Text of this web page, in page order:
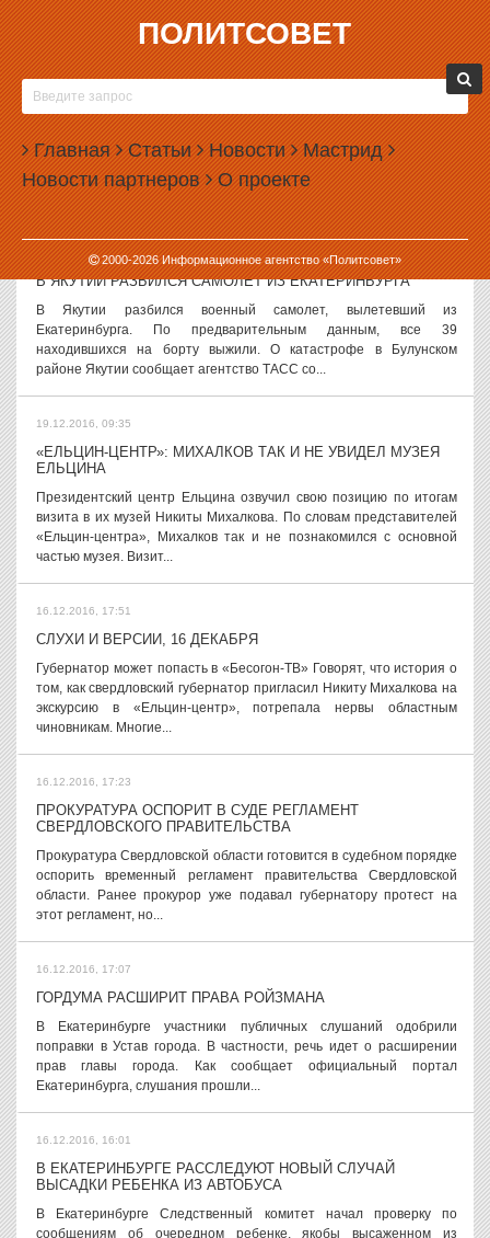
ПОЛИТСОВЕТ
Главная Статьи Новости Мастрид
Новости партнеров О проекте
2000-2026Информационное агентство «Политсовет»
19.12.2016, 10:27
ТРИ СЕЛА НА УРАЛЕ ПОЛУЧАТ БЮДЖЕТНЫЕ ДЕНЬГИ ЗА
ТРЕЗВОСТЬ
Правительство Свердловской области выделило бюджетные
субсидии селам, победившим в конкурсе «Трезвое село». Таких сел
оказалось три. Постановление областного правительства «Об
утверждении...
19.12.2016, 09:58
В ЯКУТИИ РАЗБИЛСЯ САМОЛЕТ ИЗ ЕКАТЕРИНБУРГА
В Якутии разбился военный самолет, вылетевший из
Екатеринбурга. По предварительным данным, все 39
находившихся на борту выжили. О катастрофе в Булунском
районе Якутии сообщает агентство ТАСС со...
19.12.2016, 09:35
«ЕЛЬЦИН-ЦЕНТР»: МИХАЛКОВ ТАК И НЕ УВИДЕЛ МУЗЕЯ
ЕЛЬЦИНА
Президентский центр Ельцина озвучил свою позицию по итогам
визита в их музей Никиты Михалкова. По словам представителей
«Ельцин-центра», Михалков так и не познакомился с основной
частью музея. Визит...
16.12.2016, 17:51
СЛУХИ И ВЕРСИИ, 16 ДЕКАБРЯ
Губернатор может попасть в «Бесогон-ТВ» Говорят, что история о
том, как свердловский губернатор пригласил Никиту Михалкова на
экскурсию в «Ельцин-центр», потрепала нервы областным
чиновникам. Многие...
16.12.2016, 17:23
ПРОКУРАТУРА ОСПОРИТ В СУДЕ РЕГЛАМЕНТ
СВЕРДЛОВСКОГО ПРАВИТЕЛЬСТВА
Прокуратура Свердловской области готовится в судебном порядке
оспорить временный регламент правительства Свердловской
области. Ранее прокурор уже подавал губернатору протест на
этот регламент, но...
16.12.2016, 17:07
ГОРДУМА РАСШИРИТ ПРАВА РОЙЗМАНА
В Екатеринбурге участники публичных слушаний одобрили
поправки в Устав города. В частности, речь идет о расширении
прав главы города. Как сообщает официальный портал
Екатеринбурга, слушания прошли...
16.12.2016, 16:01
В ЕКАТЕРИНБУРГЕ РАССЛЕДУЮТ НОВЫЙ СЛУЧАЙ
ВЫСАДКИ РЕБЕНКА ИЗ АВТОБУСА
В Екатеринбурге Следственный комитет начал проверку по
сообщениям об очередном ребенке, якобы высаженном из